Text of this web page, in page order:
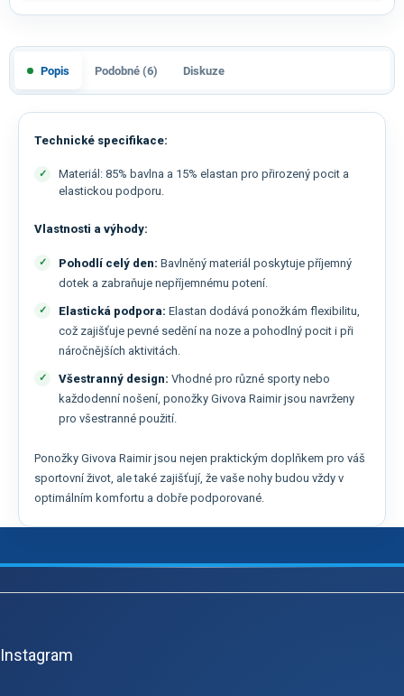
Popis Podobné (6) Diskuze
Technické specifikace:
Materiál: 85% bavlna a 15% elastan pro přirozený pocit a
elastickou podporu.
Vlastnosti a výhody:
Pohodlí celý den: Bavlněný materiál poskytuje příjemný
dotek a zabraňuje nepříjemnému potení.
Elastická podpora: Elastan dodává ponožkám flexibilitu,
což zajišťuje pevné sedění na noze a pohodlný pocit i při
náročnějších aktivitách.
Všestranný design: Vhodné pro různé sporty nebo
každodenní nošení, ponožky Givova Raimir jsou navrženy
pro všestranné použití.
Ponožky Givova Raimir jsou nejen praktickým doplňkem pro váš
sportovní život, ale také zajišťují, že vaše nohy budou vždy v
optimálním komfortu a dobře podporované.
Z
Instagram